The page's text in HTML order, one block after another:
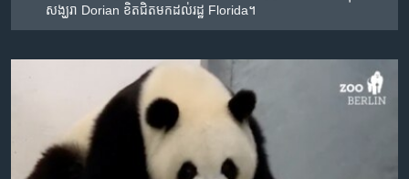
សង្ឃរា Dorian ខិតជិតមកដល់រដ្ឋ Florida។